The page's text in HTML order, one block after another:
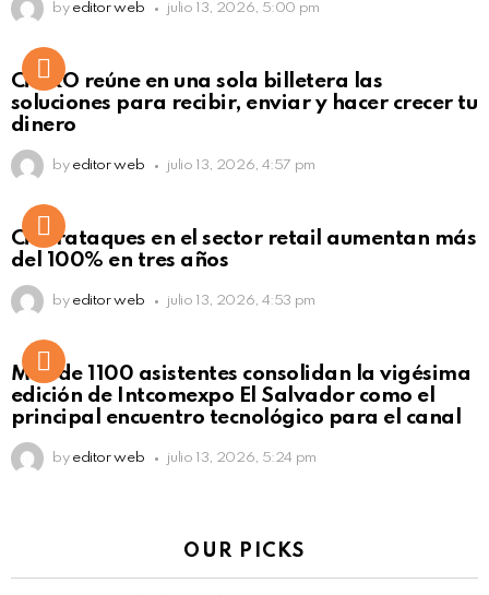
by editor web julio 13, 2026, 5:00 pm
Not Safe For Work
Click to view this post
CiNKO reúne en una sola billetera las
soluciones para recibir, enviar y hacer crecer tu
dinero
by editor web julio 13, 2026, 4:57 pm
Ciberataques en el sector retail aumentan más
del 100% en tres años
by editor web julio 13, 2026, 4:53 pm
Más de 1100 asistentes consolidan la vigésima
edición de Intcomexpo El Salvador como el
principal encuentro tecnológico para el canal
by editor web julio 13, 2026, 5:24 pm
OUR PICKS